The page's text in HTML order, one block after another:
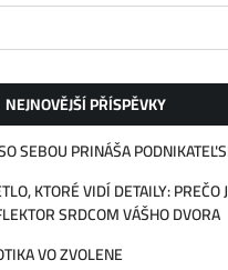
NEJNOVĚJŠÍ PŘÍSPĚVKY
SEBOU PRINÁŠA
KTORÉ VIDÍ DETAILY:
SRDCOM VÁŠHO DVORA
VO ZVOLENE